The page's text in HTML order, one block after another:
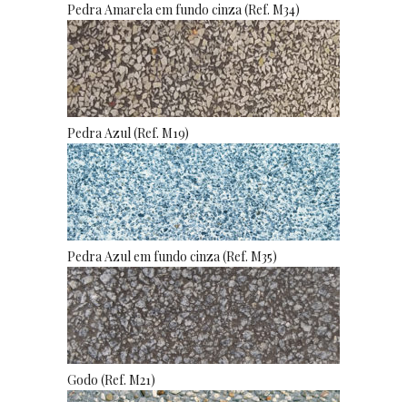
Pedra Amarela em fundo cinza (Ref. M34)
Pedra Azul (Ref. M19)
Pedra Azul em fundo cinza (Ref. M35)
Godo (Ref. M21)